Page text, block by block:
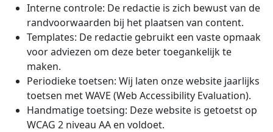
Interne controle: De redactie is zich bewust van de
randvoorwaarden bij het plaatsen van content.
Templates: De redactie gebruikt een vaste opmaak
voor adviezen om deze beter toegankelijk te
maken.
Periodieke toetsen: Wij laten onze website jaarlijks
toetsen met WAVE (Web Accessibility Evaluation).
Handmatige toetsing: Deze website is getoetst op
WCAG 2 niveau AA en voldoet.